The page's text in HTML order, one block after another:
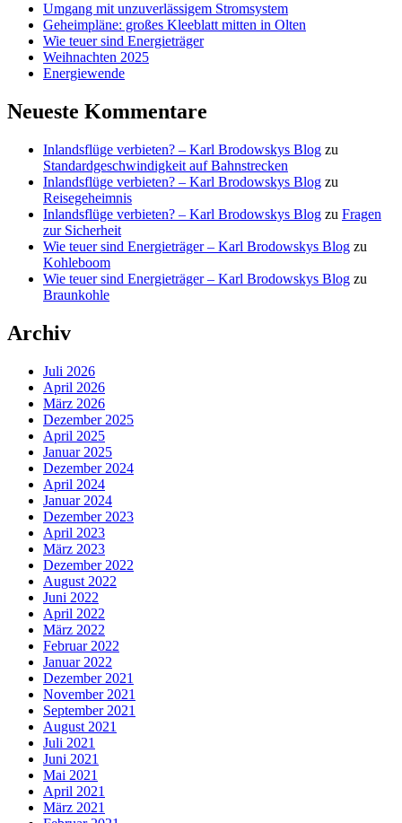
Umgang mit unzuverlässigem Stromsystem
Geheimpläne: großes Kleeblatt mitten in Olten
Wie teuer sind Energieträger
Weihnachten 2025
Energiewende
Neueste Kommentare
Inlandsflüge verbieten? – Karl Brodowskys Blog zu
Standardgeschwindigkeit auf Bahnstrecken
Inlandsflüge verbieten? – Karl Brodowskys Blog zu
Reisegeheimnis
Inlandsflüge verbieten? – Karl Brodowskys Blog zu Fragen
zur Sicherheit
Wie teuer sind Energieträger – Karl Brodowskys Blog zu
Kohleboom
Wie teuer sind Energieträger – Karl Brodowskys Blog zu
Braunkohle
Archiv
Juli 2026
April 2026
März 2026
Dezember 2025
April 2025
Januar 2025
Dezember 2024
April 2024
Januar 2024
Dezember 2023
April 2023
März 2023
Dezember 2022
August 2022
Juni 2022
April 2022
März 2022
Februar 2022
Januar 2022
Dezember 2021
November 2021
September 2021
August 2021
Juli 2021
Juni 2021
Mai 2021
April 2021
März 2021